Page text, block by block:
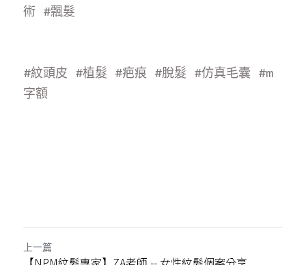
術 #飄髮
#紋頭皮 #植髮 #疤痕 #脫髮 #仿真毛囊 #m
字額
上一篇